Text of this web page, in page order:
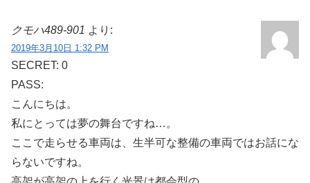
クモハ489-901 より:
2019年3月10日 1:32 PM
SECRET: 0
PASS:
こんにちは。
私にとっては夢の舞台ですね…。
ここで走らせる車両は、生半可な整備の車両ではお話にな
らないですね。